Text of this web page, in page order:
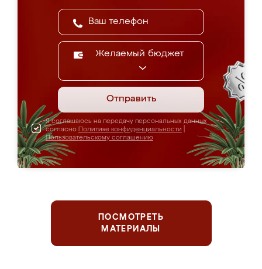
Желаемый бюджет
Отправить
Я соглашаюсь на передачу персональных данных
согласно Политике конфиденциальности
Пользовательскому соглашению
ПОСМОТРЕТЬ
МАТЕРИАЛЫ